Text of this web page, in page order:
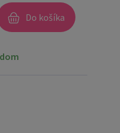
Do košíka